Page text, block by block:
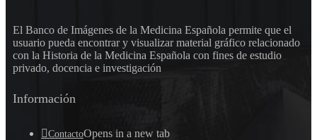
El Banco de Imágenes de la Medicina Española permite que el
usuario pueda encontrar y visualizar material gráfico relacionado
con la Historia de la Medicina Española con fines de estudio
privado, docencia e investigación
Información
ContactoOpens in a new tab